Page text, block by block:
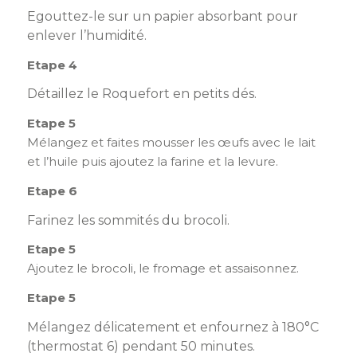
Egouttez-le sur un papier absorbant pour
enlever l’humidité.
Etape 4
Détaillez le Roquefort en petits dés.
Etape 5
Mélangez et faites mousser les œufs avec le lait
et l’huile puis ajoutez la farine et la levure.
Etape 6
Farinez les sommités du brocoli.
Etape 5
Ajoutez le brocoli, le fromage et assaisonnez.
Etape 5
Mélangez délicatement et enfournez à 180°C
(thermostat 6) pendant 50 minutes.